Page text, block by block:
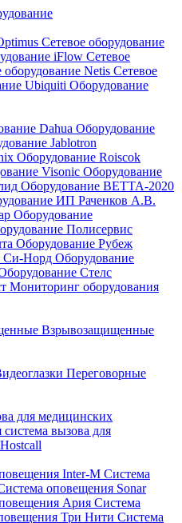
Сетевое оборудование
iFlow Сетевое
оборудование Netis Сетевое
Ubiquiti Оборудование
Dahua Оборудование
Jablotron
Оборудование Roiscok
Visonic Оборудование
Оборудование ВЕТТА-2020
ИП Раченков А.В.
Оборудование
Полисервис
Оборудование Рубеж
Си-Норд Оборудование
Стелс
Мониторинг оборудования
Взрывозащищенные
Переговорные
для медицинских
вызова для
Inter-M Система
оповещения Sonar
Ария Система
Три Нити Система